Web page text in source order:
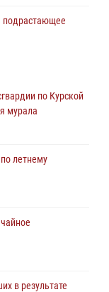
подрастающее
по Курской
мурала
летнему
в результате